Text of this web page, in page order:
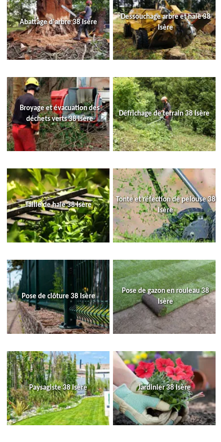
Abattage d'arbre 38 Isère
Dessouchage arbre et haie 38
Isère
Broyage et évacuation des
déchets verts 38 Isère
Défrichage de terrain 38 Isère
Taille de haie 38 Isère
Tonte et réfection de pelouse 38
Isère
Pose de clôture 38 Isère
Pose de gazon en rouleau 38
Isère
Paysagiste 38 Isère Jardinier 38 Isère